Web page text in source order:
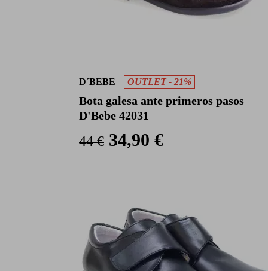
D´BEBE OUTLET - 21%
Bota galesa ante primeros pasos
D'Bebe 42031
44 € 34,90 €